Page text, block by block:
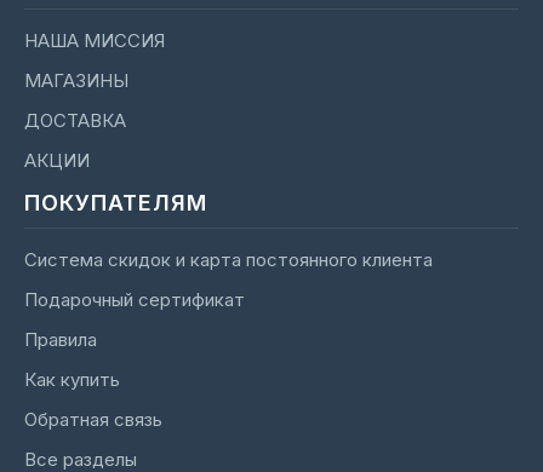
НАША МИССИЯ
МАГАЗИНЫ
ДОСТАВКА
АКЦИИ
ПОКУПАТЕЛЯМ
Система скидок и карта постоянного клиента
Подарочный сертификат
Правила
Как купить
Обратная связь
Все разделы